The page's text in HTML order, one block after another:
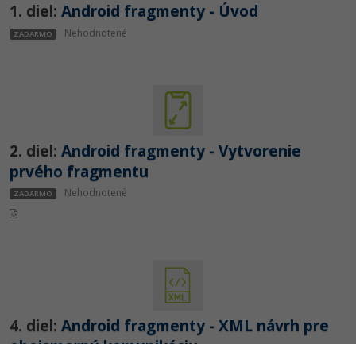
Algoritmy -41%
Fórum
WordPress
Photoshop -80%
Blog
1. diel: Android fragmenty - Úvod
ZADARMO Nehodnotené
2. diel: Android fragmenty - Vytvorenie
prvého fragmentu
ZADARMO Nehodnotené
4. diel: Android fragmenty - XML návrh pre